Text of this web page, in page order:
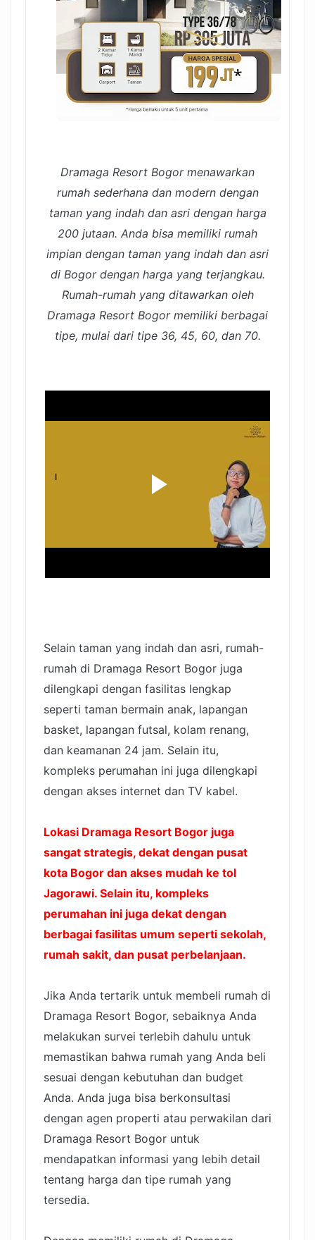
Dramaga Resort Bogor menawarkan
rumah sederhana dan modern dengan
taman yang indah dan asri dengan harga
200 jutaan. Anda bisa memiliki rumah
impian dengan taman yang indah dan asri
di Bogor dengan harga yang terjangkau.
Rumah-rumah yang ditawarkan oleh
Dramaga Resort Bogor memiliki berbagai
tipe, mulai dari tipe 36, 45, 60, dan 70.
Selain taman yang indah dan asri, rumah-
rumah di Dramaga Resort Bogor juga
dilengkapi dengan fasilitas lengkap
seperti taman bermain anak, lapangan
basket, lapangan futsal, kolam renang,
dan keamanan 24 jam. Selain itu,
kompleks perumahan ini juga dilengkapi
dengan akses internet dan TV kabel.
Lokasi Dramaga Resort Bogor juga
sangat strategis, dekat dengan pusat
kota Bogor dan akses mudah ke tol
Jagorawi. Selain itu, kompleks
perumahan ini juga dekat dengan
berbagai fasilitas umum seperti sekolah,
rumah sakit, dan pusat perbelanjaan.
Jika Anda tertarik untuk membeli rumah di
Dramaga Resort Bogor, sebaiknya Anda
melakukan survei terlebih dahulu untuk
memastikan bahwa rumah yang Anda beli
sesuai dengan kebutuhan dan budget
Anda. Anda juga bisa berkonsultasi
dengan agen properti atau perwakilan dari
Dramaga Resort Bogor untuk
mendapatkan informasi yang lebih detail
tentang harga dan tipe rumah yang
tersedia.